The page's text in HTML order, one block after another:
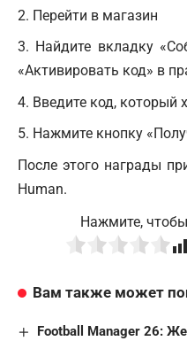
Перейти в магазин
Найдите вкладку
«Активировать код» в
Введите код, который
Нажмите кнопку
После этого награды
Human.
Нажмите,
Вам также может
Football Manager 26: